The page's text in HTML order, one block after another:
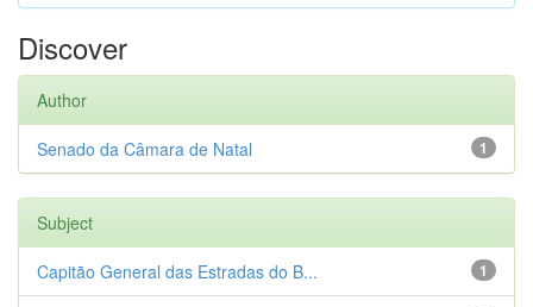
Discover
Author
1
Senado da Câmara de Natal
Subject
1
Capitão General das Estradas do B...